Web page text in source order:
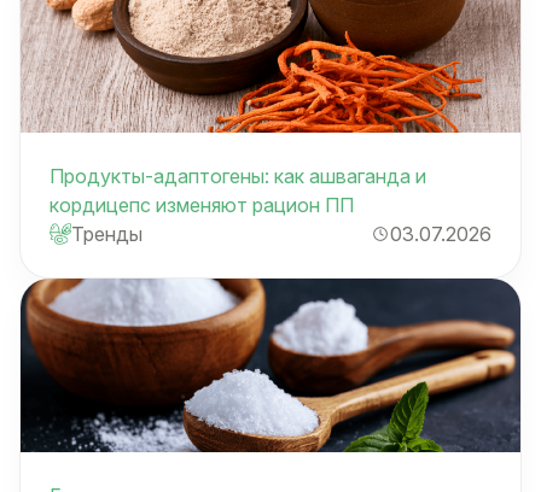
Продукты-адаптогены: как ашваганда и
кордицепс изменяют рацион ПП
Тренды
03.07.2026